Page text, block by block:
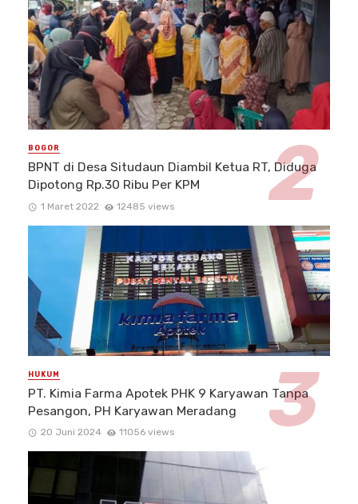
BOGOR
BPNT di Desa Situdaun Diambil Ketua RT, Diduga
Dipotong Rp.30 Ribu Per KPM
1 Maret 2022 12485 views
HUKUM
PT. Kimia Farma Apotek PHK 9 Karyawan Tanpa
Pesangon, PH Karyawan Meradang
20 Juni 2024 11056 views